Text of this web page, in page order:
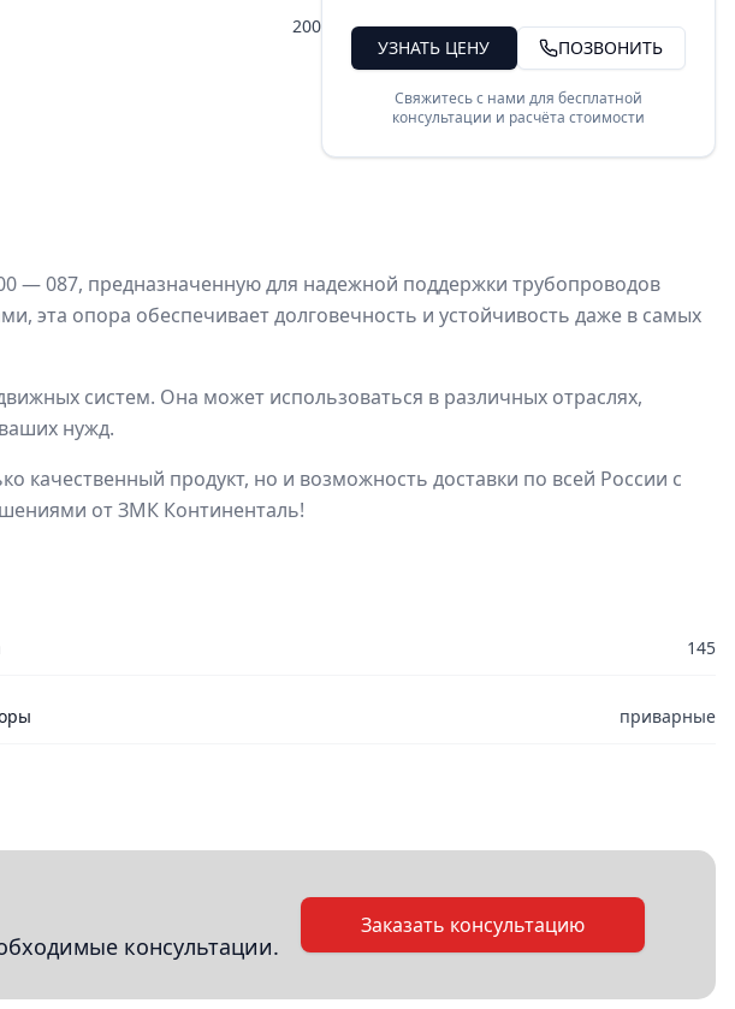
200
УЗНАТЬ ЦЕНУ ПОЗВОНИТЬ
Свяжитесь с нами для бесплатной
консультации и расчёта стоимости
— 087, предназначенную для надежной поддержки трубопроводов
эта опора обеспечивает долговечность и устойчивость даже в самых
систем. Она может использоваться в различных отраслях,
нужд.
качественный продукт, но и возможность доставки по всей России с
от ЗМК Континенталь!
145
приварные
консультации.
Заказать консультацию